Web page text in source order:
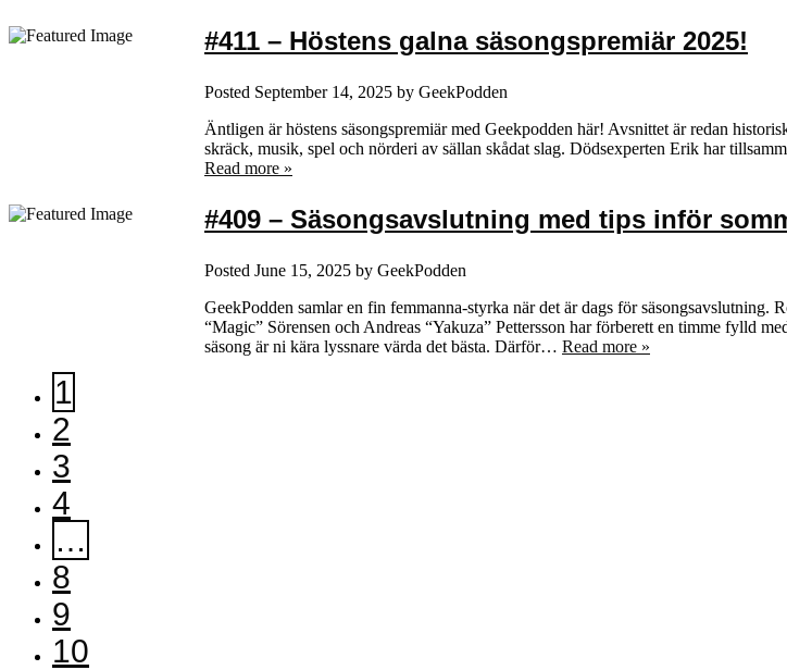
#411 – Höstens galna säsongspremiär 2025!
Posted September 14, 2025 by GeekPodden
Äntligen är höstens säsongspremiär med Geekpodden här! Avsnittet är redan
skräck, musik, spel och nörderi av sällan skådat slag. Dödsexperten Erik har
Read more »
#409 – Säsongsavslutning med tips inför
Posted June 15, 2025 by GeekPodden
GeekPodden samlar en fin femmanna-styrka när det är dags för
“Magic” Sörensen och Andreas “Yakuza” Pettersson har förberett en timme fylld
säsong är ni kära lyssnare värda det bästa. Därför… Read more »
1
2
3
4
…
8
9
10